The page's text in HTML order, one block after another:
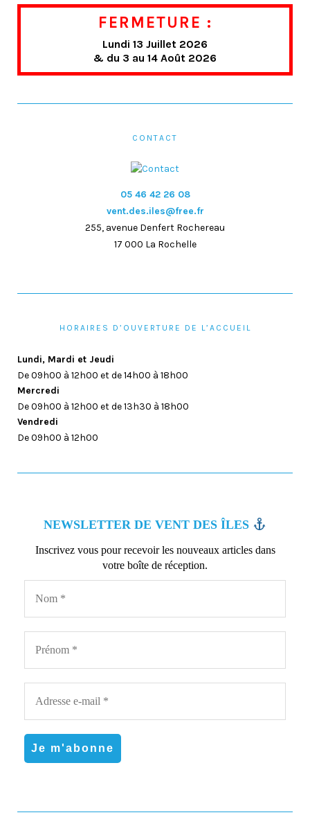
FERMETURE :
Lundi 13 Juillet 2026
& du 3 au 14 Août 2026
CONTACT
05 46 42 26 08
vent.des.iles@free.fr
255, avenue Denfert Rochereau
17 000 La Rochelle
HORAIRES D’OUVERTURE DE L’ACCUEIL
Lundi, Mardi et Jeudi
De 09h00 à 12h00 et de 14h00 à 18h00
Mercredi
De 09h00 à 12h00 et de 13h30 à 18h00
Vendredi
De 09h00 à 12h00
NEWSLETTER DE VENT DES ÎLES
Inscrivez vous pour recevoir les nouveaux articles dans
votre boîte de réception.